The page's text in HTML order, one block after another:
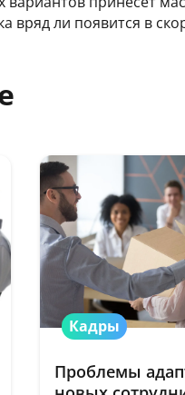
вряд ли появится в
Кадры
Проблемы